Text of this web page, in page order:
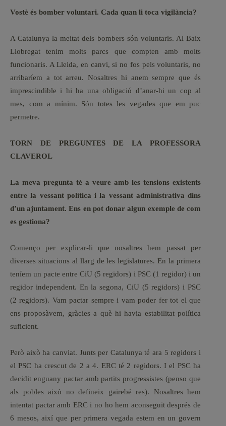
Vostè és bomber voluntari. Cada quan li toca vigilància?
A Catalunya la meitat dels bombers són voluntaris. Al Baix
Llobregat tenim molts parcs que compten amb molts
funcionaris. A Lleida, en canvi, si no fos pels voluntaris, no
arribaríem a tot arreu. Nosaltres hi anem sempre que és
imprescindible i hi ha una obligació d’anar-hi un cop al
mes, com a mínim. Són totes les vegades que em puc
permetre.
TORN DE PREGUNTES DE LA PROFESSORA
CLAVEROL
La meva pregunta té a veure amb les tensions existents
entre la vessant política i la vessant administrativa dins
d’un ajuntament. Ens en pot donar algun exemple de com
es gestiona?
Començo per explicar-li que nosaltres hem passat per
diverses situacions al llarg de les legislatures. En la primera
teníem un pacte entre CiU (5 regidors) i PSC (1 regidor) i un
regidor independent. En la segona, CiU (5 regidors) i PSC
(2 regidors). Vam pactar sempre i vam poder fer tot el que
ens proposàvem, gràcies a què hi havia estabilitat política
suficient.
Però això ha canviat. Junts per Catalunya té ara 5 regidors i
el PSC ha crescut de 2 a 4. ERC té 2 regidors. I el PSC ha
decidit enguany pactar amb partits progressistes (penso que
als pobles això no defineix gairebé res). Nosaltres hem
intentat pactar amb ERC i no ho hem aconseguit després de
6 mesos, així que per primera vegada estem en un govern